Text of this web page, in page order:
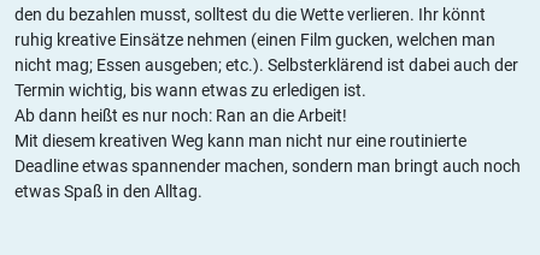
den du bezahlen musst, solltest du die Wette verlieren. Ihr könnt
ruhig kreative Einsätze nehmen (einen Film gucken, welchen man
nicht mag; Essen ausgeben; etc.). Selbsterklärend ist dabei auch der
Termin wichtig, bis wann etwas zu erledigen ist.
Ab dann heißt es nur noch: Ran an die Arbeit!
Mit diesem kreativen Weg kann man nicht nur eine routinierte
Deadline etwas spannender machen, sondern man bringt auch noch
etwas Spaß in den Alltag.